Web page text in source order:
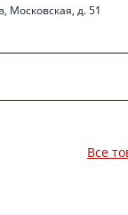
Московская, д. 51
Все